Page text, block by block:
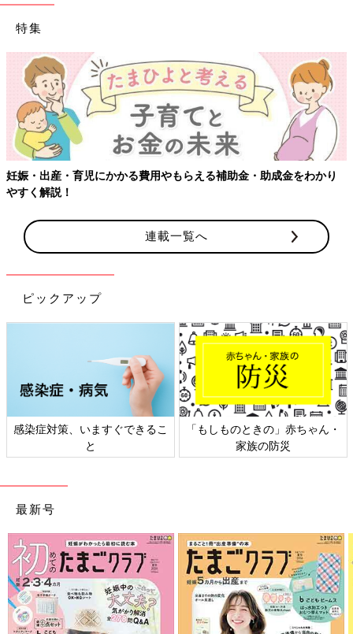
特集
【ワクチン接種できるものも】妊婦の感染症対策、知っておいて！
連載一覧へ
ピックアップ
日本外来小児科学会リーフレッ
ト検討会
六星占術 細木かおりさんの人生
相談
最新号